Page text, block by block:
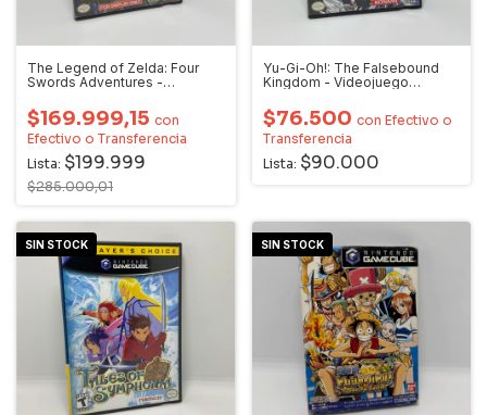
The Legend of Zelda: Four
Swords Adventures -
$169.999,15 con
Efectivo o Transferencia
Lista: $199.999
$285.000,01
Yu-Gi-Oh!: The Falsebound
Kingdom - Videojuego
$76.500 con Efectivo o
Transferencia
Lista: $90.000
SIN STOCK SIN STOCK